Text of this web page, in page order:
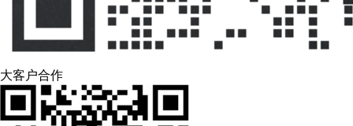
大客户合作